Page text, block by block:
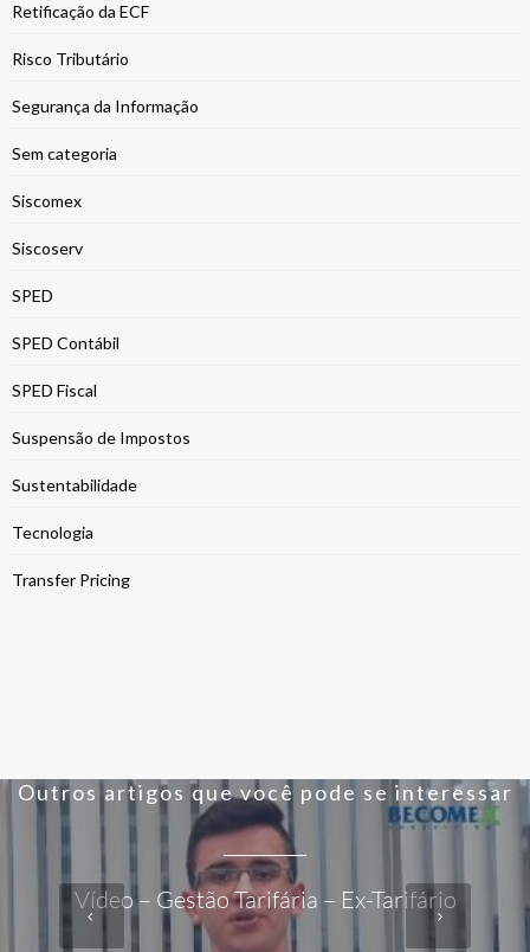
Retificação da ECF
Risco Tributário
Segurança da Informação
Sem categoria
Siscomex
Siscoserv
SPED
SPED Contábil
SPED Fiscal
Suspensão de Impostos
Sustentabilidade
Tecnologia
Transfer Pricing
Outros artigos que você pode se interessar
Vídeo – Gestão Tarifária – Ex-Tarifário